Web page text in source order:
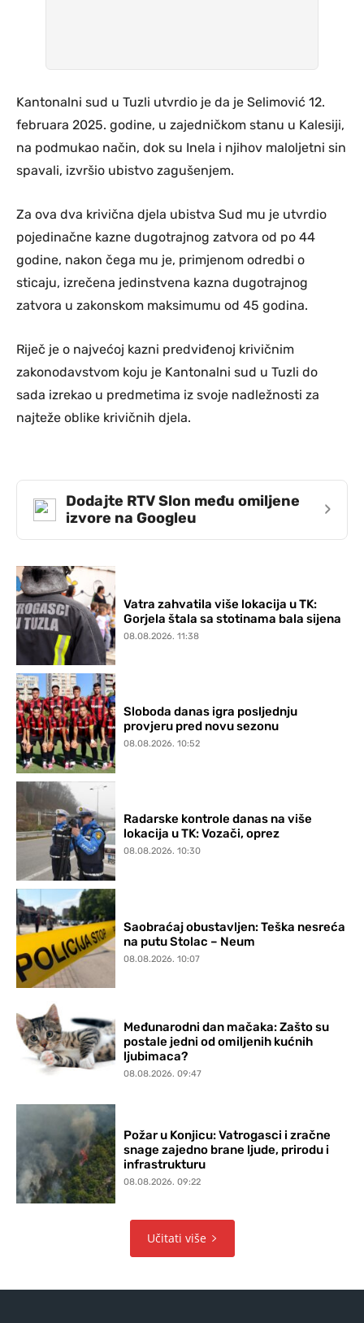
Kantonalni sud u Tuzli utvrdio je da je Selimović 12.
februara 2025. godine, u zajedničkom stanu u Kalesiji,
na podmukao način, dok su Inela i njihov maloljetni sin
spavali, izvršio ubistvo zagušenjem.
Za ova dva krivična djela ubistva Sud mu je utvrdio
pojedinačne kazne dugotrajnog zatvora od po 44
godine, nakon čega mu je, primjenom odredbi o
sticaju, izrečena jedinstvena kazna dugotrajnog
zatvora u zakonskom maksimumu od 45 godina.
Riječ je o najvećoj kazni predviđenoj krivičnim
zakonodavstvom koju je Kantonalni sud u Tuzli do
sada izrekao u predmetima iz svoje nadležnosti za
najteže oblike krivičnih djela.
Dodajte RTV Slon među omiljene
izvore na Googleu
›
Vatra zahvatila više lokacija u TK:
Gorjela štala sa stotinama bala sijena
08.08.2026. 11:38
Sloboda danas igra posljednju
provjeru pred novu sezonu
08.08.2026. 10:52
Radarske kontrole danas na više
lokacija u TK: Vozači, oprez
08.08.2026. 10:30
Saobraćaj obustavljen: Teška nesreća
na putu Stolac – Neum
08.08.2026. 10:07
Međunarodni dan mačaka: Zašto su
postale jedni od omiljenih kućnih
ljubimaca?
08.08.2026. 09:47
Požar u Konjicu: Vatrogasci i zračne
snage zajedno brane ljude, prirodu i
infrastrukturu
08.08.2026. 09:22
Učitati više